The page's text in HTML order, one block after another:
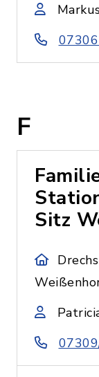
F
Sitz